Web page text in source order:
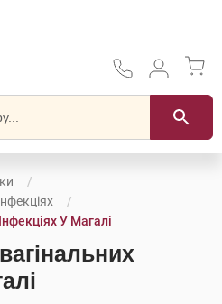
У Магалі